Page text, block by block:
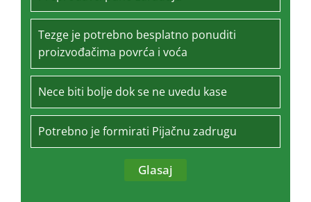
Tezge je potrebno besplatno ponuditi
proizvođačima povrća i voća
Nece biti bolje dok se ne uvedu kase
Potrebno je formirati Pijačnu zadrugu